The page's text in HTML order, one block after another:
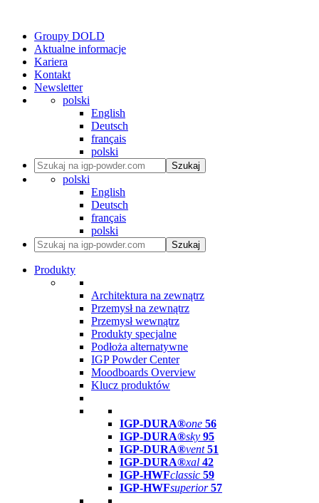
Groupy DOLD
Aktualne informacje
Kariera
Kontakt
Newsletter
polski
English
Deutsch
français
polski
Szukaj
polski
English
Deutsch
français
polski
Szukaj
Produkty
Architektura na zewnątrz
Przemysł na zewnątrz
Przemysł wewnątrz
Produkty specjalne
Podłoża alternatywne
IGP Powder Center
Moodboards Overview
Klucz produktów
IGP-DURA®one 56
IGP-DURA®sky 95
IGP-DURA®vent 51
IGP-DURA®xal 42
IGP-HWFclassic 59
IGP-HWFsuperior 57